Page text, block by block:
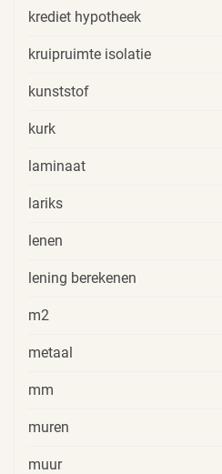
krediet hypotheek
kruipruimte isolatie
kunststof
kurk
laminaat
lariks
lenen
lening berekenen
m2
metaal
mm
muren
muur